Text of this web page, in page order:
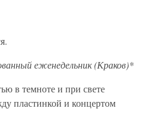
еженедельник (Краков)*
в темноте и при свете
пластинкой и концертом